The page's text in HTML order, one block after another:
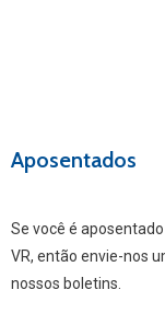
Aposentados
Se você é
VR, então envie-nos
nossos boletins.